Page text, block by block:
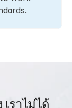
ราไม่ได้